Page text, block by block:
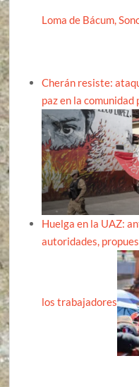
Loma de Bácum,
Cherán resiste:
paz en la
Huelga en la UAZ:
autoridades,
los trabajadores